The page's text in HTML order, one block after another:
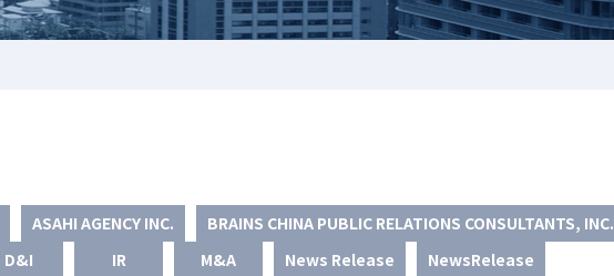
ASAHI AGENCY INC.
BRAINS CHINA PUBLIC RELATIONS CONSULTANTS, INC.
D&I IR M&A News Release
NewsRelease